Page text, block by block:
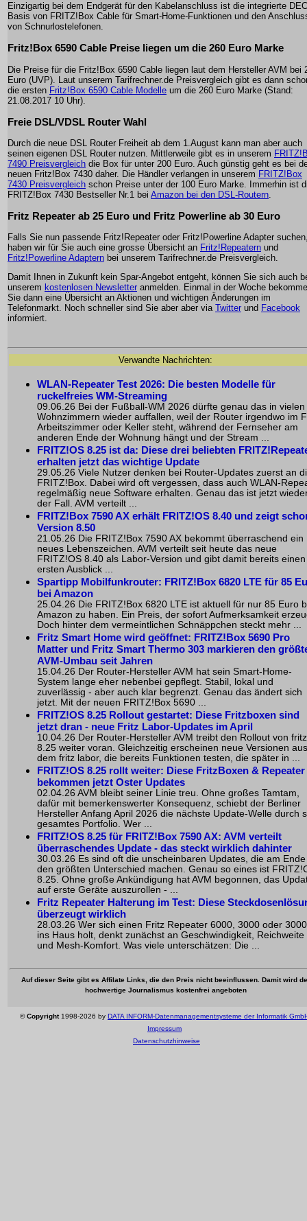
Einzigartig bei dem Endgerät für den Kabelanschluss ist die integrierte
Basis von FRITZ!Box Cable für Smart-Home-Funktionen und den
von Schnurlostelefonen.
Fritz!Box 6590 Cable Preise liegen um die 260 Euro Marke
Die Preise für die Fritz!Box 6590 Cable liegen laut dem Hersteller AVM bei
Euro (UVP). Laut unserem Tarifrechner.de Preisvergleich gibt es dann
die ersten Fritz!Box 6590 Cable Modelle um die 260 Euro Marke (Stand:
21.08.2017 10 Uhr).
Freie DSL/VDSL Router Wahl
Durch die neue DSL Router Freiheit ab dem 1.August kann man aber auch
seinen eigenen DSL Router nutzen. Mittlerweile gibt es in unserem
7490 Preisvergleich die Box für unter 200 Euro. Auch günstig geht es bei
neuen Fritz!Box 7430 daher. Die Händler verlangen in unserem FRITZ!Box
7430 Preisvergleich schon Preise unter der 100 Euro Marke. Immerhin ist
FRITZ!Box 7430 Bestseller Nr.1 bei Amazon bei den DSL-Routern
Fritz Repeater ab 25 Euro und Fritz Powerline ab 30 Euro
Falls Sie nun passende Fritz!Repeater oder Fritz!Powerline Adapter
haben wir für Sie auch eine grosse Übersicht an Fritz!Repeatern und
Fritz!Powerline Adaptern bei unserem Tarifrechner.de Preisvergleich.
Damit Ihnen in Zukunft kein Spar-Angebot entgeht, können Sie sich auch
unserem kostenlosen Newsletter anmelden. Einmal in der Woche
Sie dann eine Übersicht an Aktionen und wichtigen Änderungen im
Telefonmarkt. Noch schneller sind Sie aber aber via Twitter und Facebook
informiert.
Verwandte Nachrichten:
WLAN-Repeater Test 2026: Die besten Modelle für
ruckelfreies WM-Streaming
09.06.26 Bei der Fußball-WM 2026 dürfte genau das in vielen
Wohnzimmern wieder auffallen, weil der Router irgendwo im
Arbeitszimmer oder Keller steht, während der Fernseher am
anderen Ende der Wohnung hängt und der Stream ...
FRITZ!OS 8.25 ist da: Diese drei beliebten
erhalten jetzt das wichtige Update
29.05.26 Viele Nutzer denken bei Router-Updates zuerst an
FRITZ!Box. Dabei wird oft vergessen, dass auch WLAN-
regelmäßig neue Software erhalten. Genau das ist jetzt
der Fall. AVM verteilt ...
FRITZ!Box 7590 AX erhält FRITZ!OS 8.40 und zeigt
Version 8.50
21.05.26 Die FRITZ!Box 7590 AX bekommt überraschend ein
neues Lebenszeichen. AVM verteilt seit heute das neue
FRITZ!OS 8.40 als Labor-Version und gibt damit bereits einen
ersten Ausblick ...
Spartipp Mobilfunkrouter: FRITZ!Box 6820 LTE für 85
bei Amazon
25.04.26 Die FRITZ!Box 6820 LTE ist aktuell für nur 85 Euro
Amazon zu haben. Ein Preis, der sofort Aufmerksamkeit
Doch hinter dem vermeintlichen Schnäppchen steckt mehr ...
Fritz Smart Home wird geöffnet: FRITZ!Box 5690 Pro
Matter und Fritz Smart Thermo 303 markieren den
AVM-Umbau seit Jahren
15.04.26 Der Router-Hersteller AVM hat sein Smart-Home-
System lange eher nebenbei gepflegt. Stabil, lokal und
zuverlässig - aber auch klar begrenzt. Genau das ändert sich
jetzt. Mit der neuen FRITZ!Box 5690 ...
FRITZ!OS 8.25 Rollout gestartet: Diese Fritzboxen sind
jetzt dran - neue Fritz Labor-Updates im April
10.04.26 Der Router-Hersteller AVM treibt den Rollout von
8.25 weiter voran. Gleichzeitig erscheinen neue Versionen aus
dem fritz labor, die bereits Funktionen testen, die später in ...
FRITZ!OS 8.25 rollt weiter: Diese FritzBoxen & Repeater
bekommen jetzt Oster Updates
02.04.26 AVM bleibt seiner Linie treu. Ohne großes Tamtam,
dafür mit bemerkenswerter Konsequenz, schiebt der Berliner
Hersteller Anfang April 2026 die nächste Update-Welle durch
gesamtes Portfolio. Wer ...
FRITZ!OS 8.25 für FRITZ!Box 7590 AX: AVM verteilt
überraschendes Update - das steckt wirklich dahinter
30.03.26 Es sind oft die unscheinbaren Updates, die am Ende
den größten Unterschied machen. Genau so eines ist
8.25. Ohne große Ankündigung hat AVM begonnen, das
auf erste Geräte auszurollen - ...
Fritz Repeater Halterung im Test: Diese
überzeugt wirklich
28.03.26 Wer sich einen Fritz Repeater 6000, 3000 oder
ins Haus holt, denkt zunächst an Geschwindigkeit, Reichweite
und Mesh-Komfort. Was viele unterschätzen: Die ...
Auf dieser Seite gibt es Affilate Links, die den Preis nicht beeinflussen. Damit wird
hochwertige Journalismus kostenfrei angeboten
©Copyright1998-2026 by DATA INFORM-Datenmanagementsysteme der Informatik
Impressum
Datenschutzhinweise